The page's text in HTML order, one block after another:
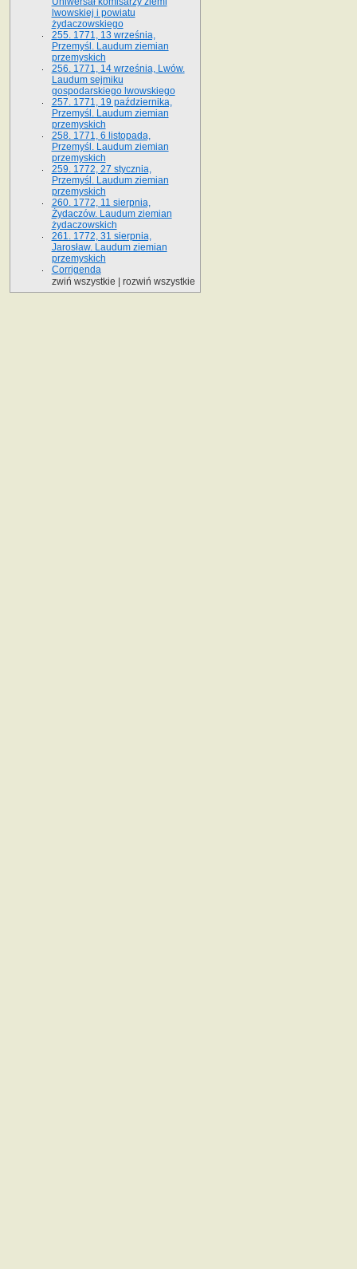
lwowskiej i powiatu
żydaczowskiego
255. 1771, 13 września,
Przemyśl. Laudum ziemian
przemyskich
256. 1771, 14 września, Lwów.
Laudum sejmiku
gospodarskiego lwowskiego
257. 1771, 19 października,
Przemyśl. Laudum ziemian
przemyskich
258. 1771, 6 listopada,
Przemyśl. Laudum ziemian
przemyskich
259. 1772, 27 stycznia,
Przemyśl. Laudum ziemian
przemyskich
260. 1772, 11 sierpnia,
Żydaczów. Laudum ziemian
żydaczowskich
261. 1772, 31 sierpnia,
Jarosław. Laudum ziemian
przemyskich
Corrigenda
zwiń wszystkie
rozwiń wszystkie